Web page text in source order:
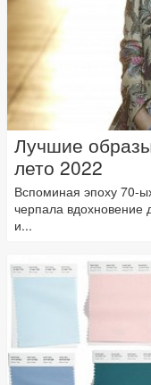
Лучшие
лето 2022
Вспоминая эпоху 70-
черпала вдохновение
и...